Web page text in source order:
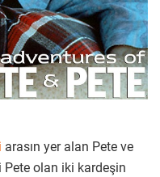
arasın yer alan Pete ve
Pete olan iki kardeşin